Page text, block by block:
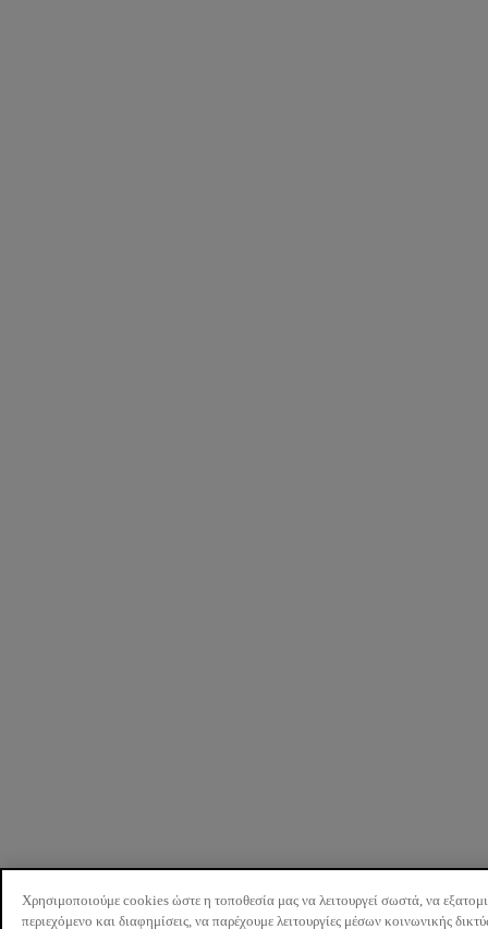
Χρησιμοποιούμε cookies ώστε η τοποθεσία μας να λειτουργεί σωστά, να
περιεχόμενο και διαφημίσεις, να παρέχουμε λειτουργίες μέσων κοινωνικής